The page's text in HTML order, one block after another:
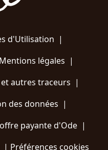
d'Utilisation |
Mentions légales |
autres traceurs |
des données |
payante d'Ode |
| Préférences cookies